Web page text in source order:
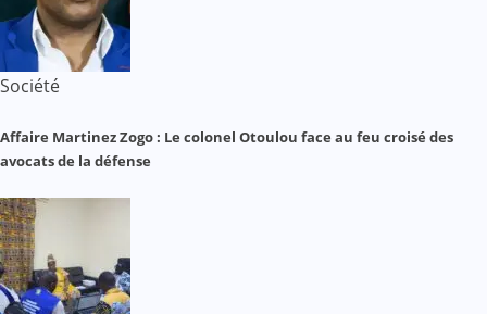
Société
Affaire Martinez Zogo : Le colonel Otoulou face au feu croisé des
avocats de la défense